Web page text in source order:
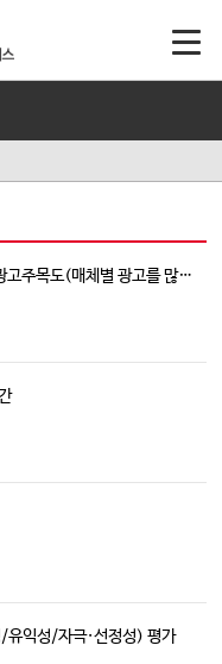
매체접촉률(어제 이용한 매체) vs 광고주목도(매체별 광고를 많이 보는/듣는 정도)
익성/자극·선정성) 평가